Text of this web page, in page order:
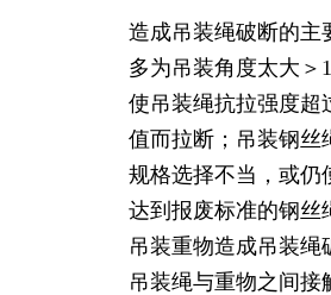
造成吊装绳破断的主
多为吊装角度太大＞
使吊装绳抗拉强度超
值而拉断；吊装钢丝
规格选择不当，或仍
达到报废标准的钢丝
吊装重物造成吊装绳
吊装绳与重物之间接